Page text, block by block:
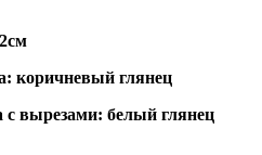
коричневый глянец
вырезами: белый глянец